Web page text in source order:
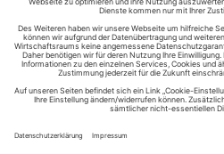
RSS-Verzeichnis.de © 2003-2026
Impressum
Kontakt
Datenschutzinformation
Cookie-Einstellungen